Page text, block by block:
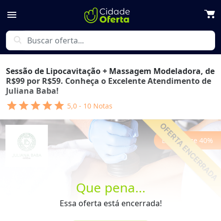
menu
search
Que pena...
Essa oferta está encerrada!
Sessão de Lipocavitação + Massagem Modeladora, de
R$99 por R$59. Conheça o Excelente Atendimento de
Juliana Baba!
starstarstarstarstar 5,0 - 10 Notas
Economize 40%